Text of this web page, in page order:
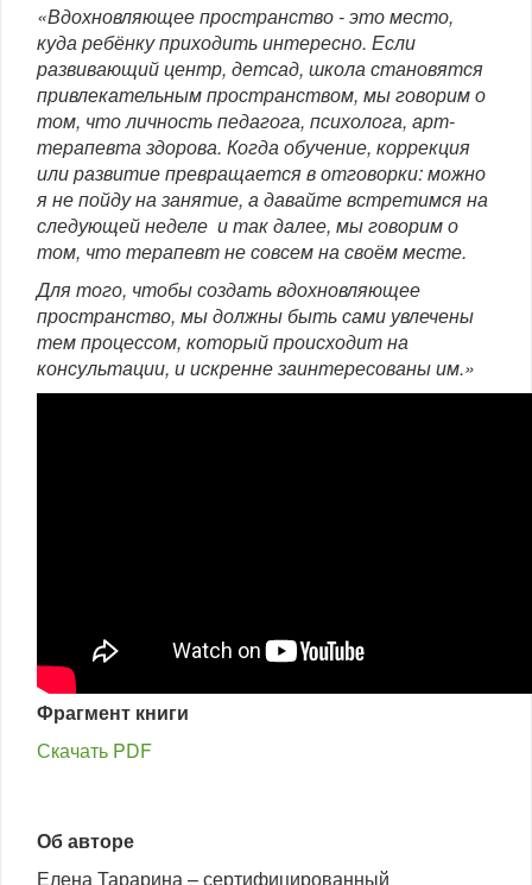
«Вдохновляющее пространство - это место,
куда ребёнку приходить интересно. Если
развивающий центр, детсад, школа становятся
привлекательным пространством, мы говорим о
том, что личность педагога, психолога, арт-
терапевта здорова. Когда обучение, коррекция
или развитие превращается в отговорки: можно
я не пойду на занятие, а давайте встретимся на
следующей неделе и так далее, мы говорим о
том, что терапевт не совсем на своём месте.
Для того, чтобы создать вдохновляющее
пространство, мы должны быть сами увлечены
тем процессом, который происходит на
консультации, и искренне заинтересованы им.»
Фрагмент книги
Скачать PDF
Об авторе
Елена Тарарина – сертифицированный